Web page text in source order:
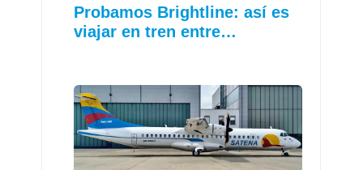
Probamos Brightline: así es
viajar en tren entre…